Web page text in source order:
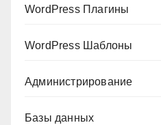
WordPress Плагины
WordPress Шаблоны
Администрирование
Базы данных